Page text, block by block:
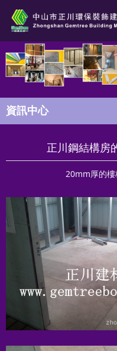
資訊中心
冰火板常識
玻鎂板常識
港澳防火系統測試
技術咨詢
行業標準
隔墻吊頂施工工藝
冰火板施工工藝
正川鋼結構房
20mm厚的樓